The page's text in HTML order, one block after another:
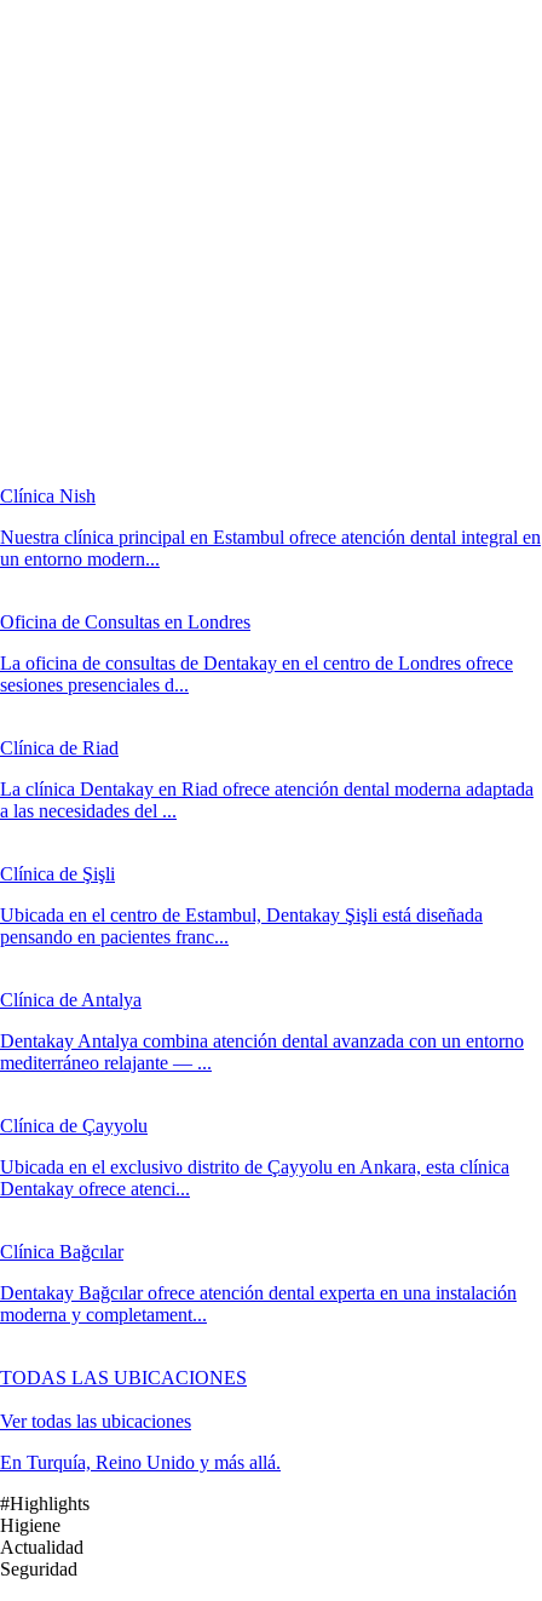
Clínica Nish
Nuestra clínica principal en Estambul ofrece atención dental integral en
un entorno modern...
Oficina de Consultas en Londres
La oficina de consultas de Dentakay en el centro de Londres ofrece
sesiones presenciales d...
Clínica de Riad
La clínica Dentakay en Riad ofrece atención dental moderna adaptada
a las necesidades del ...
Clínica de Şişli
Ubicada en el centro de Estambul, Dentakay Şişli está diseñada
pensando en pacientes franc...
Clínica de Antalya
Dentakay Antalya combina atención dental avanzada con un entorno
mediterráneo relajante — ...
Clínica de Çayyolu
Ubicada en el exclusivo distrito de Çayyolu en Ankara, esta clínica
Dentakay ofrece atenci...
Clínica Bağcılar
Dentakay Bağcılar ofrece atención dental experta en una instalación
moderna y completament...
TODAS LAS UBICACIONES
Ver todas las ubicaciones
En Turquía, Reino Unido y más allá.
#Highlights
Higiene
Actualidad
Seguridad